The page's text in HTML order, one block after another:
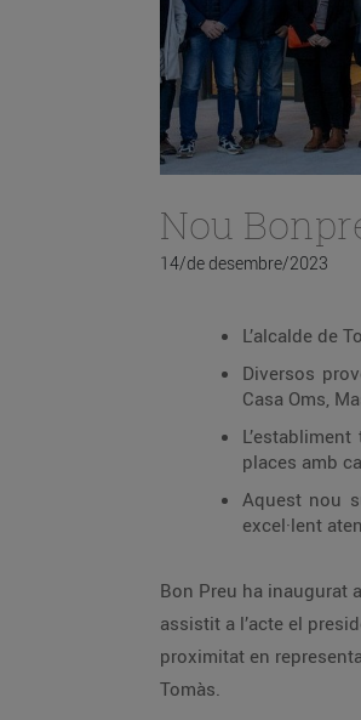
Nou
14/de desembre/2023
L’alcalde de
Diversos
Casa Oms,
places amb
Aquest nou
excel·lent
Bon Preu ha inaugurat
assistit a l’acte el
proximitat en
Tomàs.